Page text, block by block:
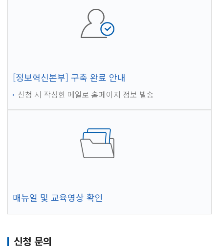
[정보혁신본부] 구축 완료 안내
신청 시 작성한 메일로 홈페이지 정보 발송
매뉴얼 및 교육영상 확인
신청 문의